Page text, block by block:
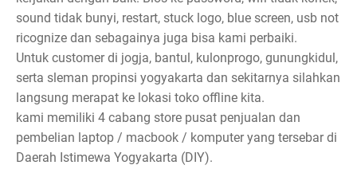
sound tidak bunyi, restart, stuck logo, blue screen, usb not
ricognize dan sebagainya juga bisa kami perbaiki.
Untuk customer di jogja, bantul, kulonprogo, gunungkidul,
serta sleman propinsi yogyakarta dan sekitarnya silahkan
langsung merapat ke lokasi toko offline kita.
kami memiliki 4 cabang store pusat penjualan dan
pembelian laptop / macbook / komputer yang tersebar di
Daerah Istimewa Yogyakarta (DIY).